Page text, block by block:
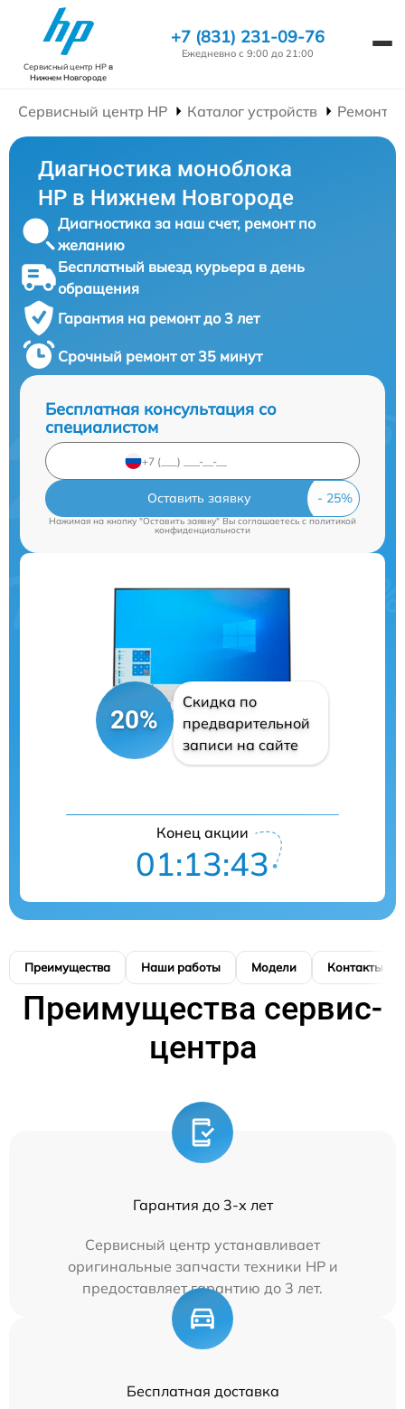
Сервисный центр HPв
Нижнем Новгороде
+7 (831) 231-09-76
Ежедневно с 9:00 до 21:00
Сервисный центр HP Каталог устройств Ремонт
Диагностика моноблока
HP в Нижнем Новгороде
Диагностика за наш счет, ремонт по
желанию
Бесплатный выезд курьера в день
обращения
Гарантия на ремонт до 3 лет
Срочный ремонт от 35 минут
Бесплатная консультация со
специалистом
Оставить заявку
Нажимая на кнопку "Оставить заявку" Вы соглашаетесь cполитикой
конфиденциальности
20%
Скидка по
предварительной
записи на сайте
Конец акции
01:13:42
Преимущества Наши работы Модели Контакты
Преимущества сервис-
центра
Гарантия до 3-х лет
Сервисный центр устанавливает
оригинальные запчасти техники HP и
предоставляет гарантию до 3 лет.
Бесплатная доставка